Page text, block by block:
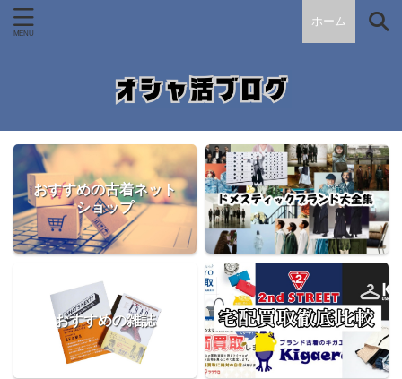
ホーム
おすすめの古着ネット
ショップ
おすすめの雑誌